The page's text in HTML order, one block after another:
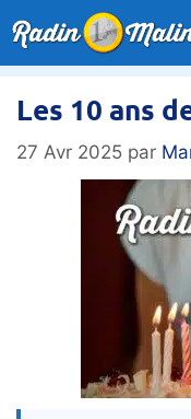
au
contenu
Les 10 ans
27 Avr 2025 par